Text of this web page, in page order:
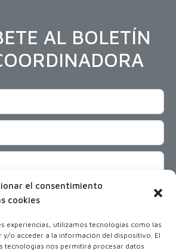
el consentimiento
cookies
experiencias, utilizamos tecnologías como las
y/o acceder a la información del dispositivo. El
tecnologías nos permitirá procesar datos
AL BOLETÍN